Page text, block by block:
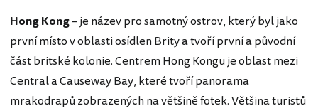
HongKong– je název pro samotný ostrov, který byl jako
první místo v oblasti osídlen Brity a tvoří první a původní
část britské kolonie. Centrem Hong Kongu je oblast mezi
Central a Causeway Bay, které tvoří panorama
mrakodrapů zobrazených na většině fotek. Většina turistů